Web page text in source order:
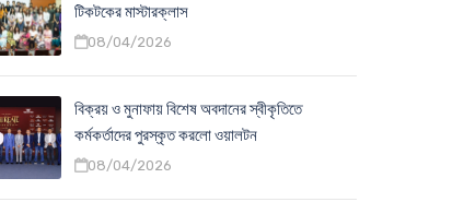
টিকটকের মাস্টারক্লাস
08/04/2026
বিক্রয় ও মুনাফায় বিশেষ অবদানের স্বীকৃতিতে
কর্মকর্তাদের পুরস্কৃত করলো ওয়ালটন
08/04/2026